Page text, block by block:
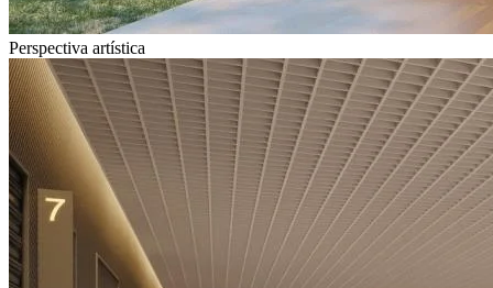
Perspectiva artística